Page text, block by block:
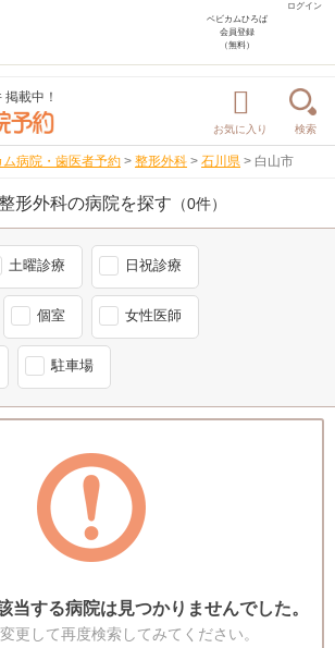
ログイン
ベビカムひろば
会員登録
（無料）
載中！
お気に入り 検索
ム病院・歯医者予約 > 整形外科 > 石川県 > 白山市
形外科の病院を探す （0件）
土曜診療 日祝診療
個室 女性医師
駐車場
当する病院は見つかりませんでした。
更して再度検索してみてください。